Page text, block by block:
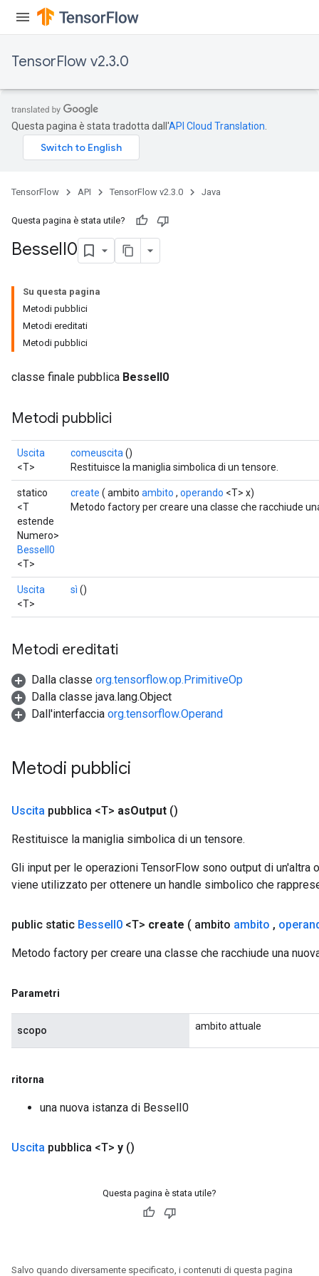
TensorFlow v2.3.0
Questa pagina è stata tradotta dall'API Cloud Translation
TensorFlow API TensorFlow v2.3.0 Java
Questa pagina è stata utile?
BesselI0
Su questa pagina
Metodi pubblici
Metodi ereditati
Metodi pubblici
classe finale pubblica BesselI0
Metodi pubblici
Uscita
<T>
comeuscita ()
Restituisce la maniglia simbolica di un tensore.
statico
<T
estende
Numero>
BesselI0
<T>
create ( ambito ambito , operando <T> x)
Metodo factory per creare una classe che racchiude
Uscita
<T>
sì ()
Metodi ereditati
Dalla classe org.tensorflow.op.PrimitiveOp
Dalla classe java.lang.Object
Dall'interfaccia org.tensorflow.Operand
Metodi pubblici
Uscita pubblica <T> asOutput ()
Restituisce la maniglia simbolica di un tensore.
Gli input per le operazioni TensorFlow sono output di un'altra
viene utilizzato per ottenere un handle simbolico che
public static BesselI0 <T> create ( ambito ambito ,
Metodo factory per creare una classe che racchiude una
Parametri
scopo ambito attuale
ritorna
una nuova istanza di BesselI0
Uscita pubblica <T> y ()
Questa pagina è stata utile?
Salvo quando diversamente specificato, i contenuti di questa pagina